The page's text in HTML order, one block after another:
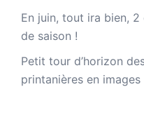
En juin, tout ira bien,
de saison !
Petit tour d’horizon
printanières en images